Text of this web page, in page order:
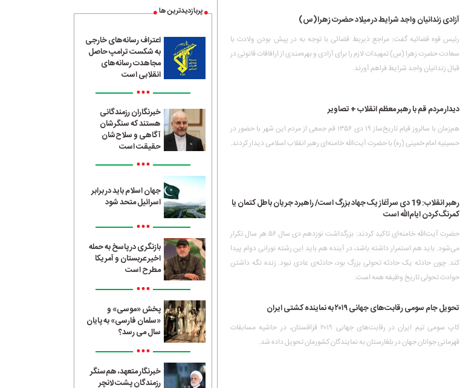
آزادی زندانیان واجد شرایط در میلاد حضرت‌ زهرا(س)
رئیس قوه قضائیه گفت: مراجع ذیربط قضائی با توجه به در پیش بودن ولادت با
سعادت حضرت زهرا (س) تمهیدات لازم را برای آزادی و بهره‌مندی از ارافاقات قانونی در
قبال زندانیان واجد شرایط فراهم آورند.
دیدار مردم قم با رهبر معظم انقلاب + تصاویر
هم‌زمان با سالروز قیام تاریخ‌ساز ۱۹ دی ۱۳۵۶ قم جمعی از مردم این شهر با حضور در
حسینیه امام خمینی (ره) با حضرت آیت‌الله خامنه‌ای رهبر انقلاب اسلامی دیدار کردند.
رهبر انقلاب: 19 دی سرآغاز یک جهاد بزرگ است/ راهبرد جریان باطل کتمان یا
کمرنگ‌کردن ایام‌الله است
حضرت آیت‌الله خامنه‌ای تاکید کردند: بزرگداشت نوزدهم دی سال ۵۶ هر سال تکرار
می‌شود. باید هم استمرار داشته باشد، در آینده هم باید این رشته‌ نورانی دوام پیدا
کند. چون حادثه یک حادثه‌ تحولی بزرگ بود، حادثه‌ی عادی نبود. زنده نگه داشتن
حوادث تحولی تاریخ وظیفه‌ همه است.
تحویل جام سومی رقابت‌های جهانی ۲۰۱۹ به نماینده کشتی ایران
کاپ سومی تیم ایران در رقابت‌های جهانی ۲۰۱۹ قزاقستان، در حاشیه مسابقات
قهرمانی جوانان جهان در بلغارستان به نمایندگان کشورمان تحویل داده شد.
پربازدیدترین ها
اعتراف رسانه‌های خارجی
به شکست ترامپ حاصل
مجاهدت رسانه‌های
انقلابی است
•••
خبرنگاران رزمندگانی
هستند که سنگرشان
آگاهی و سلاح‌شان
حقیقت است
•••
جهان اسلام باید در برابر
اسرائیل متحد شود
•••
بازنگری در پاسخ به حمله
اخیر عربستان و آمریکا
مطرح است
•••
پخش «موسی» و
«سلمان فارسی» به پایان
سال می رسد؟
•••
خبرنگار متعهد، هم‌سنگر
رزمندگان پشت لانچر